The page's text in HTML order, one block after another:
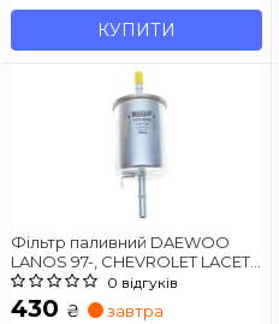
КУПИТИ
Фільтр паливний DAEWOO
LANOS 97-, CHEVROLET LACETTI
05-
0 відгуків
430 ₴ завтра